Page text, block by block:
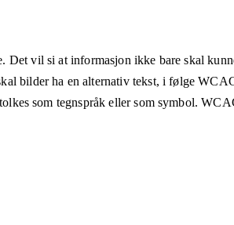
vil si at informasjon ikke bare skal
bilder ha en alternativ tekst, i følge
som tegnspråk eller som symbol.